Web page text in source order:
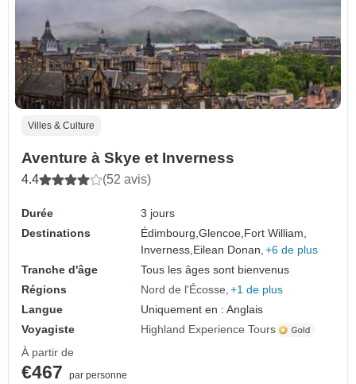
Villes & Culture
Aventure à Skye et Inverness
4.4 (52 avis)
Durée
3 jours
Destinations
Édimbourg,Glencoe, Fort William,
Inverness, Eilean Donan, +6 de plus
Tranche d'âge
Tous les âges sont bienvenus
Régions
Nord de l'Écosse +1 de plus
Langue
Uniquement en : Anglais
Voyagiste
Highland Experience Tours
À partir de
€467
par personne